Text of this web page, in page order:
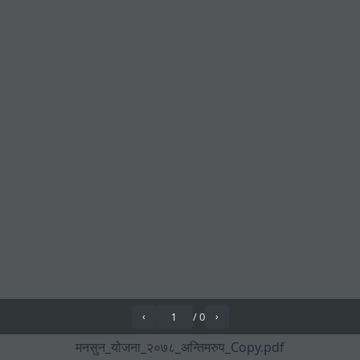
‹ /0 ›
मनसुन_योजना_२०७८_अन्तिमरुप_Copy.pdf